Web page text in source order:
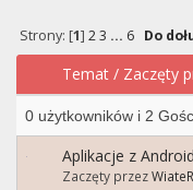
Strony: [1] 2 3 ... 6 Do
Temat / Zaczęty
0 użytkowników i 2
Aplikacje z
Zaczęty przezWiateR